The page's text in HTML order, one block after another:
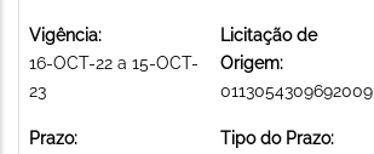
Vigência:
16-OCT-22 a 15-OCT-
23
Licitação de
Origem:
0113054309692009
Prazo:
Tipo do Prazo: